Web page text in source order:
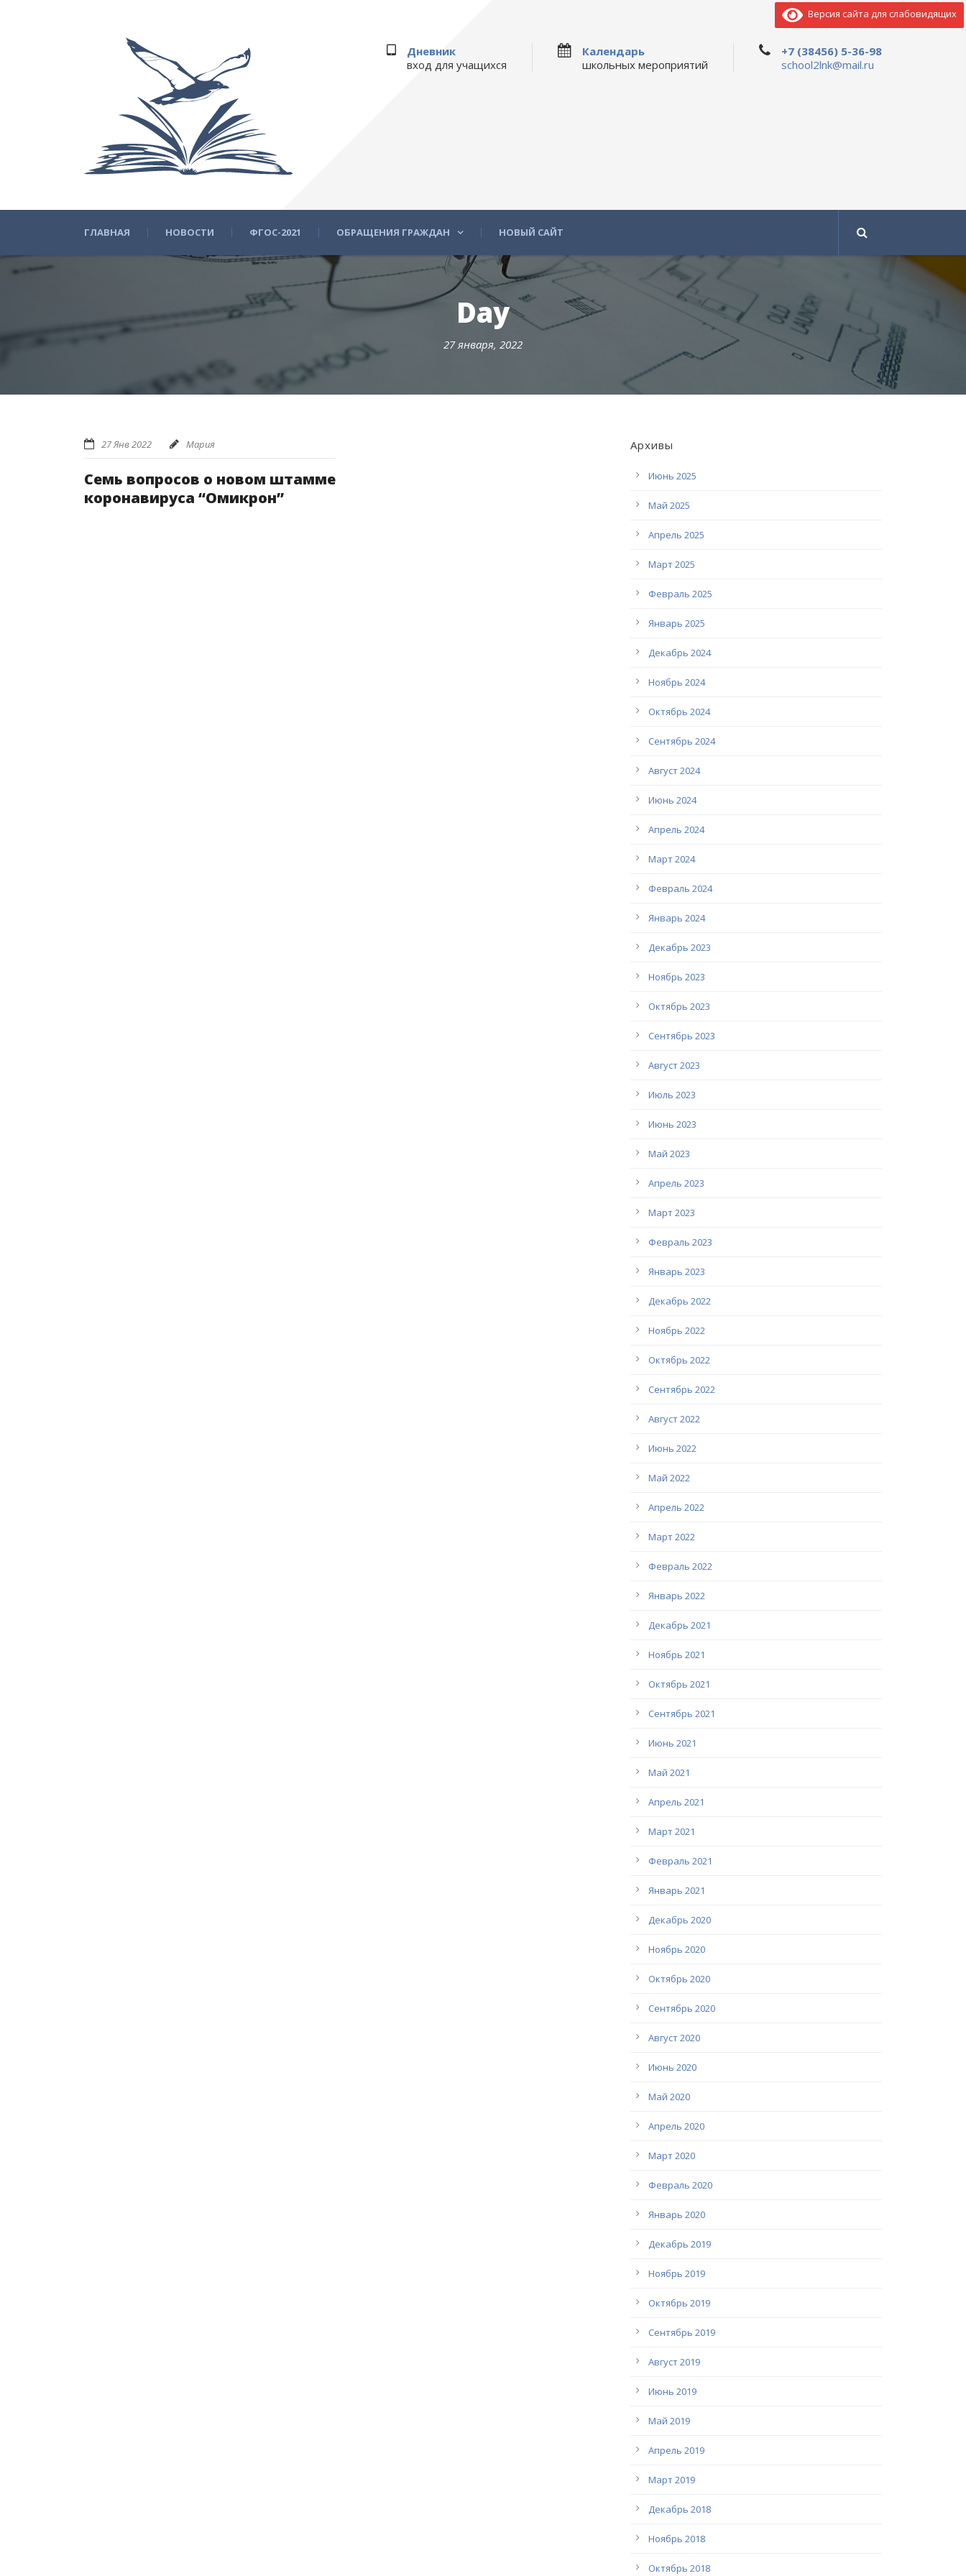
Дневник
вход для учащихся
Календарь
школьных мероприятий
+7 (38456) 5-36-98
school2lnk@mail.ru
ГЛАВНАЯ НОВОСТИ ФГОС-2021 ОБРАЩЕНИЯ ГРАЖДАН НОВЫЙ САЙТ
Day
27 января, 2022
27 Янв 2022 Мария
Семь вопросов о новом штамме
коронавируса “Омикрон”
Архивы
Июнь 2025
Май 2025
Апрель 2025
Март 2025
Февраль 2025
Январь 2025
Декабрь 2024
Ноябрь 2024
Октябрь 2024
Сентябрь 2024
Август 2024
Июнь 2024
Апрель 2024
Март 2024
Февраль 2024
Январь 2024
Декабрь 2023
Ноябрь 2023
Октябрь 2023
Сентябрь 2023
Август 2023
Июль 2023
Июнь 2023
Май 2023
Апрель 2023
Март 2023
Февраль 2023
Январь 2023
Декабрь 2022
Ноябрь 2022
Октябрь 2022
Сентябрь 2022
Август 2022
Июнь 2022
Май 2022
Апрель 2022
Март 2022
Февраль 2022
Январь 2022
Декабрь 2021
Ноябрь 2021
Октябрь 2021
Сентябрь 2021
Июнь 2021
Май 2021
Апрель 2021
Март 2021
Февраль 2021
Январь 2021
Декабрь 2020
Ноябрь 2020
Октябрь 2020
Сентябрь 2020
Август 2020
Июнь 2020
Май 2020
Апрель 2020
Март 2020
Февраль 2020
Январь 2020
Декабрь 2019
Ноябрь 2019
Октябрь 2019
Сентябрь 2019
Август 2019
Июнь 2019
Май 2019
Апрель 2019
Март 2019
Декабрь 2018
Ноябрь 2018
Октябрь 2018
Версия сайта для слабовидящих